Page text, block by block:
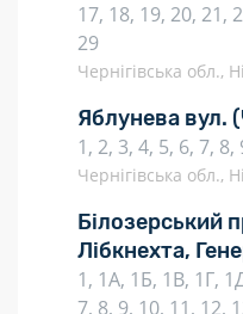
17, 18, 19, 20, 21,
29
Чернігівська обл.,
Яблунева вул.
1, 2, 3, 4, 5, 6, 7, 8,
Чернігівська обл.,
Білозерський
Лібкнехта,
1, 1А, 1Б, 1В, 1Г,
7, 8, 9, 10, 11, 12,